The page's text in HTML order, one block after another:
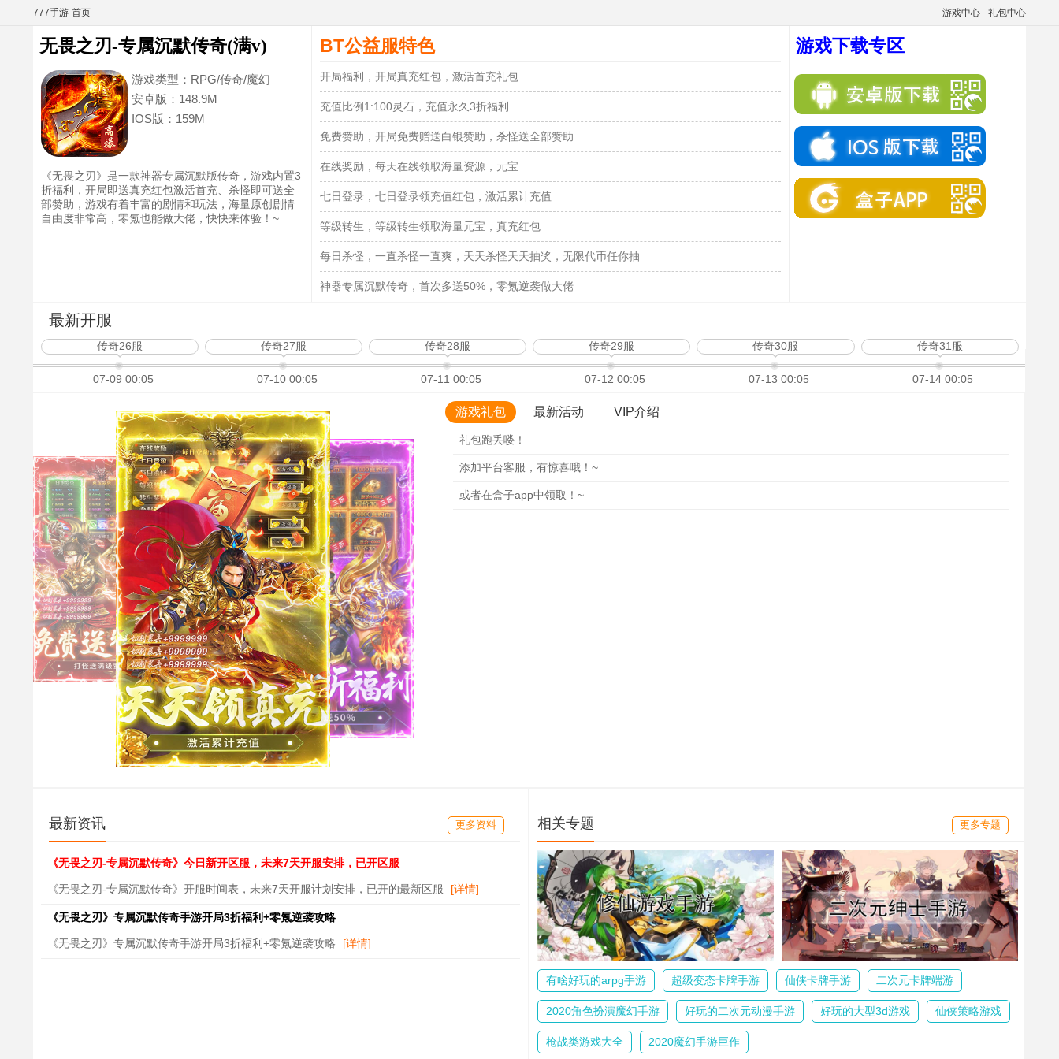
777手游-首页 游戏中心 礼包中心
无畏之刃-专属沉默传奇(满v)
游戏类型： RPG/传奇/魔幻
安卓版： 148.9M
IOS版： 159M
《无畏之刃》是一款神器专属沉默版传奇，游戏内置3
折福利，开局即送真充红包激活首充、杀怪即可送全
部赞助，游戏有着丰富的剧情和玩法，海量原创剧情
自由度非常高，零氪也能做大佬，快快来体验！~
BT公益服特色
开局福利，开局真充红包，激活首充礼包
充值比例1:100灵石，充值永久3折福利
免费赞助，开局免费赠送白银赞助，杀怪送全部赞助
在线奖励，每天在线领取海量资源，元宝
七日登录，七日登录领充值红包，激活累计充值
等级转生，等级转生领取海量元宝，真充红包
每日杀怪，一直杀怪一直爽，天天杀怪天天抽奖，无限代币任你抽
神器专属沉默传奇，首次多送50%，零氪逆袭做大佬
游戏下载专区
最新开服
传奇26服
07-09 00:05
传奇27服
07-10 00:05
传奇28服
07-11 00:05
传奇29服
07-12 00:05
传奇30服
07-13 00:05
传奇31服
07-14 00:05
游戏礼包 最新活动 VIP介绍
礼包跑丢喽！
添加平台客服，有惊喜哦！~
或者在盒子app中领取！~
最新资讯 更多资料
《无畏之刃-专属沉默传奇》今日新开区服，未来7天开服安排，已开区服
《无畏之刃-专属沉默传奇》开服时间表，未来7天开服计划安排，已开的最新区服 [详情]
《无畏之刃》专属沉默传奇手游开局3折福利+零氪逆袭攻略
《无畏之刃》专属沉默传奇手游开局3折福利+零氪逆袭攻略 [详情]
相关专题 更多专题
有啥好玩的arpg手游 超级变态卡牌手游 仙侠卡牌手游 二次元卡牌端游
2020角色扮演魔幻手游 好玩的二次元动漫手游 好玩的大型3d游戏 仙侠策略游戏
枪战类游戏大全 2020魔幻手游巨作